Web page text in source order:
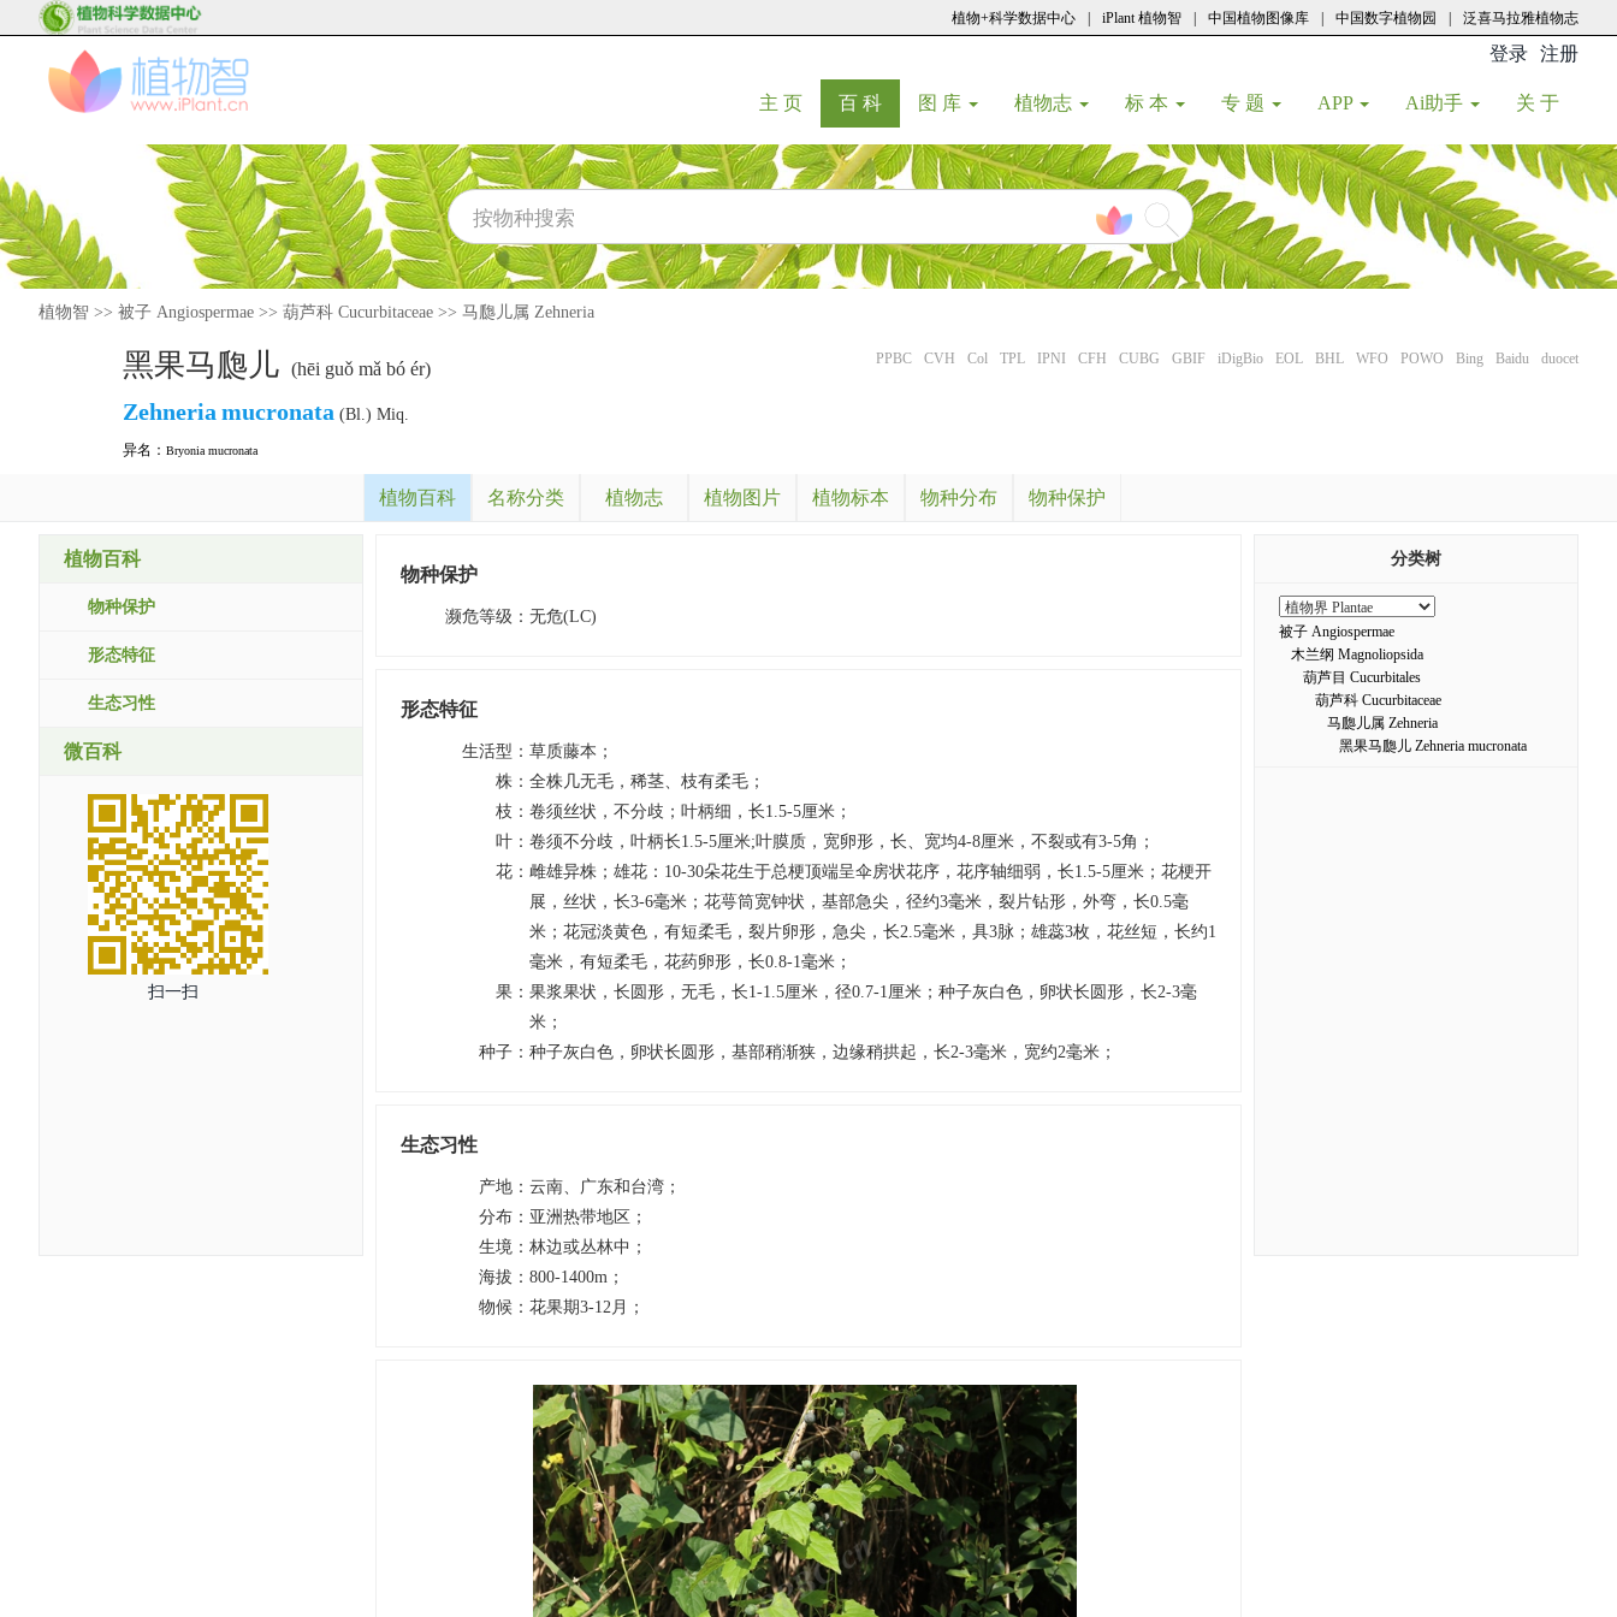
植物+科学数据中心 iPlant 植物智 中国植物图像库 中国数字植物园 泛喜马拉雅植物志
登录 注册
主 页(current)
百 科(current)
图 库 植物志 标 本 专 题 APP Ai助手 关 于
植物智 >> 被子 Angiospermae >> 葫芦科 Cucurbitaceae >> 马瓟儿属 Zehneria
黑果马瓟儿 (hēi guǒ mǎ bó ér) PPBC CVH Col TPL IPNI CFH CUBG GBIF iDigBio EOL BHL WFO POWO Bing Baidu duocet
Zehneria mucronata (Bl.) Miq.
异名： Bryonia mucronata
植物百科 名称分类 植物志 植物图片 植物标本 物种分布 物种保护
植物百科
物种保护
形态特征
生态习性
微百科
扫一扫
物种保护
濒危等级 ： 无危(LC)
形态特征
生活型 ： 草质藤本；
株 ： 全株几无毛，稀茎、枝有柔毛；
枝 ： 卷须丝状，不分歧；叶柄细，长1.5-5厘米；
叶 ： 卷须不分歧，叶柄长1.5-5厘米;叶膜质，宽卵形，长、宽均4-8厘米，不裂或有3-5角；
花 ： 雌雄异株；雄花：10-30朵花生于总梗顶端呈伞房状花序，花序轴细弱，长1.5-5厘米；花梗开
展，丝状，长3-6毫米；花萼筒宽钟状，基部急尖，径约3毫米，裂片钻形，外弯，长0.5毫
米；花冠淡黄色，有短柔毛，裂片卵形，急尖，长2.5毫米，具3脉；雄蕊3枚，花丝短，长约1
毫米，有短柔毛，花药卵形，长0.8-1毫米；
果 ： 果浆果状，长圆形，无毛，长1-1.5厘米，径0.7-1厘米；种子灰白色，卵状长圆形，长2-3毫
米；
种子 ： 种子灰白色，卵状长圆形，基部稍渐狭，边缘稍拱起，长2-3毫米，宽约2毫米；
生态习性
产地 ： 云南、广东和台湾；
分布 ： 亚洲热带地区；
生境 ： 林边或丛林中；
海拔 ： 800-1400m；
物候 ： 花果期3-12月；
分类树
被子 Angiospermae
木兰纲 Magnoliopsida
葫芦目 Cucurbitales
葫芦科 Cucurbitaceae
马瓟儿属 Zehneria
黑果马瓟儿 Zehneria mucronata